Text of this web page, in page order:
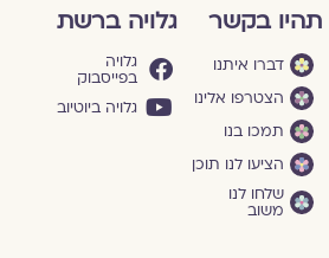
תהיו בקשר
דברו איתנו
הצטרפו אלינו
תמכו בנו
הציעו לנו תוכן
שלחו לנו
משוב
גלויה ברשת
גלויה
בפייסבוק
גלויה ביוטיוב